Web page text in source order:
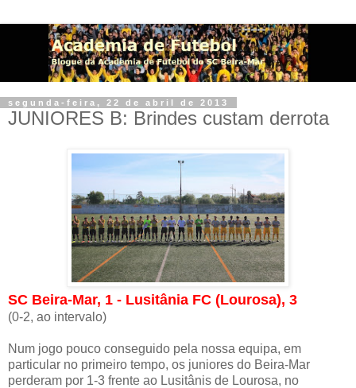
segunda-feira, 22 de abril de 2013
JUNIORES B: Brindes custam derrota
SC Beira-Mar, 1 - Lusitânia FC (Lourosa), 3
(0-2, ao intervalo)
Num jogo pouco conseguido pela nossa equipa, em
particular no primeiro tempo, os juniores do Beira-Mar
perderam por 1-3 frente ao Lusitânis de Lourosa, no